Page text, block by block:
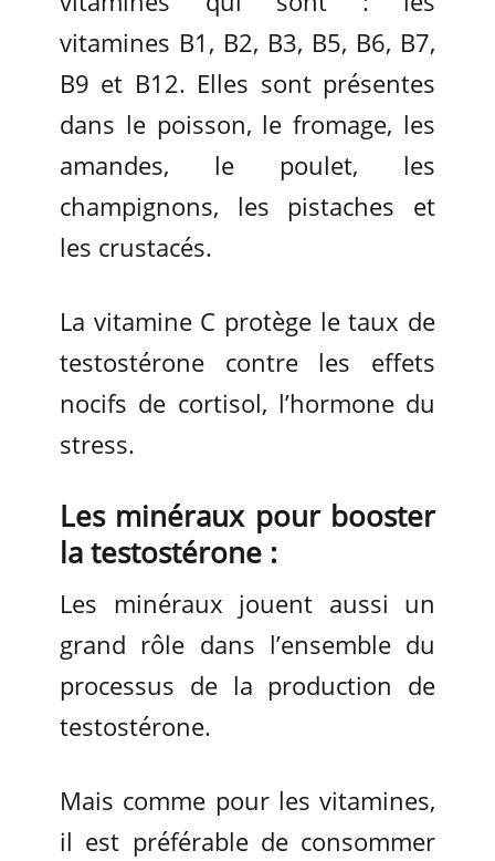
vitamines B1, B2, B3, B5, B6, B7,
B9 et B12. Elles sont présentes
dans le poisson, le fromage, les
amandes, le poulet, les
champignons, les pistaches et
les crustacés.
La vitamine C protège le taux de
testostérone contre les effets
nocifs de cortisol, l’hormone du
stress.
Les minéraux pour booster
la testostérone :
Les minéraux jouent aussi un
grand rôle dans l’ensemble du
processus de la production de
testostérone.
Mais comme pour les vitamines,
il est préférable de consommer